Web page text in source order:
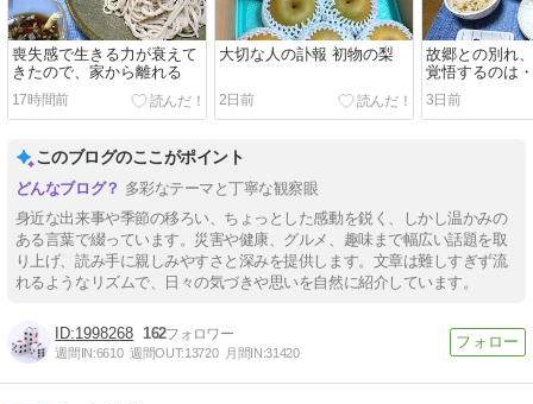
喪失感で生きる力が衰えて
きたので、家から離れる
17時間前
大切な人の訃報 初物の梨
2日前
故郷との別れ
覚悟するのは
3日前
このブログのここがポイント
多彩なテーマと丁寧な観察眼
身近な出来事や季節の移ろい、ちょっとした感動を鋭く、しかし温かみの
ある言葉で綴っています。災害や健康、グルメ、趣味まで幅広い話題を取
り上げ、読み手に親しみやすさと深みを提供します。文章は難しすぎず流
れるようなリズムで、日々の気づきや思いを自然に紹介しています。
1998268 162
週間IN:6610 週間OUT:13720 月間IN:31420